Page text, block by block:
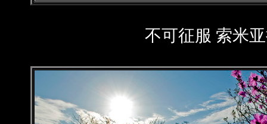
不可征服 索米